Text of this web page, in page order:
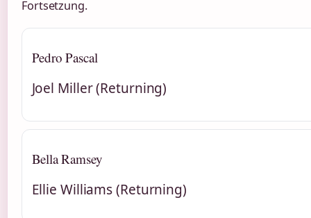
Fortsetzung.
Pedro Pascal
Joel Miller (Returning)
Bella Ramsey
Ellie Williams (Returning)